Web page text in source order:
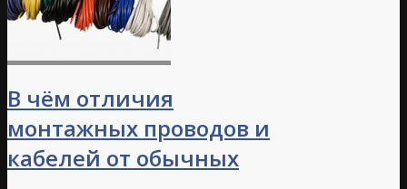
В чём отличия
монтажных проводов и
кабелей от обычных